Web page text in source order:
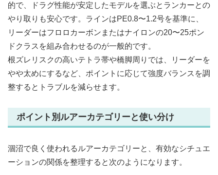
的で、ドラグ性能が安定したモデルを選ぶとランカーとの
やり取りも安心です。ラインはPE0.8〜1.2号を基準に、
リーダーはフロロカーボンまたはナイロンの20〜25ポン
ドクラスを組み合わせるのが一般的です。
根ズレリスクの高いテトラ帯や橋脚周りでは、リーダーを
やや太めにするなど、ポイントに応じて強度バランスを調
整するとトラブルを減らせます。
ポイント別ルアーカテゴリーと使い分け
涸沼で良く使われるルアーカテゴリーと、有効なシチュエ
ーションの関係を整理すると次のようになります。